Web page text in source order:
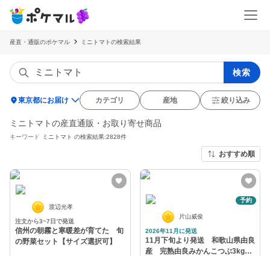
産直・通販のポケマル ミニトマトの検索結果
検索
location_on東京都にお届け カテゴリ 産地 絞り込み
ミニトマトの産直通販・お取り寄せ商品
キーワード ミニトマト の検索結果:2828件
おすすめ順
渡辺光孝
注文から3~7日で発送
信州の朝霧と寒暖差が育てた 旬
の野菜セット【サイズ選択可】
予約
片山威俊
2026年11月に発送
11月下旬より発送 和歌山県由良
産 完熟由良みかんこつぶ3kg～